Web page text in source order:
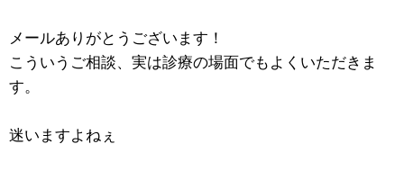
メールありがとうございます！
こういうご相談、実は診療の場面でもよくいただきま
す。
迷いますよねぇ